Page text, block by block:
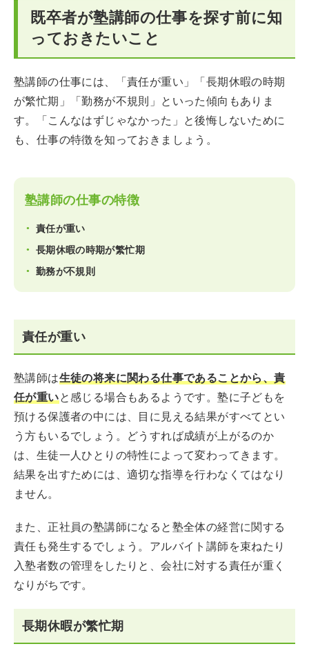
既卒者が塾講師の仕事を探す前に知
っておきたいこと
塾講師の仕事には、「責任が重い」「長期休暇の時期
が繁忙期」「勤務が不規則」といった傾向もありま
す。「こんなはずじゃなかった」と後悔しないために
も、仕事の特徴を知っておきましょう。
塾講師の仕事の特徴
責任が重い
長期休暇の時期が繁忙期
勤務が不規則
責任が重い
塾講師は生徒の将来に関わる仕事であることから、責
任が重いと感じる場合もあるようです。塾に子どもを
預ける保護者の中には、目に見える結果がすべてとい
う方もいるでしょう。どうすれば成績が上がるのか
は、生徒一人ひとりの特性によって変わってきます。
結果を出すためには、適切な指導を行わなくてはなり
ません。
また、正社員の塾講師になると塾全体の経営に関する
責任も発生するでしょう。アルバイト講師を束ねたり
入塾者数の管理をしたりと、会社に対する責任が重く
なりがちです。
長期休暇が繁忙期